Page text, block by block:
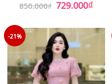
850.000₫ gốc
729.000₫hiện
-21%